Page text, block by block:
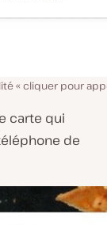
« cliquer pour
carte qui
de